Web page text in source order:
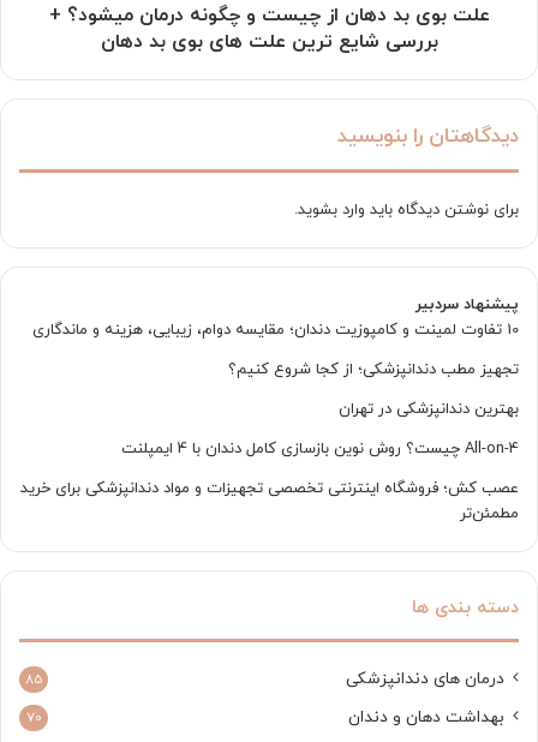
میشود؟
علت
بد
علت بوی بد دهان از چیست و چگونه درمان میشود؟ +
بررسی شایع ترین علت های بوی بد دهان
دیدگاهتان را بنویسید
برای نوشتن دیدگاه باید وارد بشوید.
پیشنهاد سردبیر
10 تفاوت لمینت و کامپوزیت دندان؛ مقایسه دوام، زیبایی، هزینه و ماندگاری
تجهیز مطب دندانپزشکی؛ از کجا شروع کنیم؟
بهترین دندانپزشکی در تهران
All-on-4 چیست؟ روش نوین بازسازی کامل دندان با 4 ایمپلنت
عصب کش؛ فروشگاه اینترنتی تخصصی تجهیزات و مواد دندانپزشکی برای خرید
مطمئن‌تر
دسته بندی ها
درمان های دندانپزشکی 85
بهداشت دهان و دندان 70